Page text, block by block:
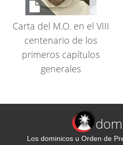
Carta del M.O. en el VIII
centenario de los
primeros capítulos
generales
Los dominicos u Orden de